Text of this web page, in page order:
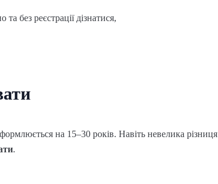
без реєстрації дізнатися,
на 15–30 років. Навіть невелика різниця
.